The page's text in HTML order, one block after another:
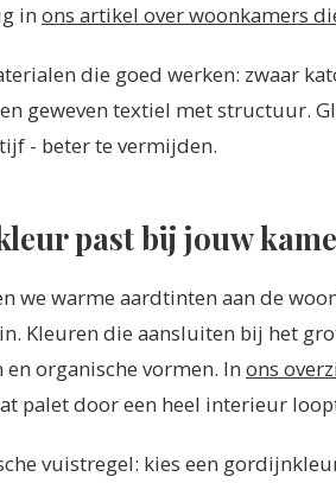
in ons artikel over woonkamers
die goed werken: zwaar
geweven textiel met structuur.
- beter te vermijden.
past bij jouw
we warme aardtinten aan de
Kleuren die aansluiten bij het
organische vormen. In ons
palet door een heel interieur
vuistregel: kies een